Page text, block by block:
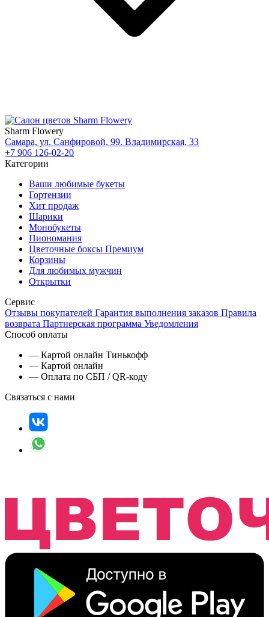
Sharm Flowery
Самара, ул. Санфировой, 99. Владимирская, 33
+7 906 126-02-20
Категории
Ваши любимые букеты
Гортензии
Хит продаж
Шарики
Монобукеты
Пиономания
Цветочные боксы Премиум
Корзины
Для любимых мужчин
Открытки
Сервис
Отзывы покупателей Гарантия выполнения заказов Правила
возврата Партнерская программа Уведомления
Способ оплаты
— Картой онлайн Тинькофф
— Картой онлайн
— Оплата по СБП / QR-коду
Связаться с нами